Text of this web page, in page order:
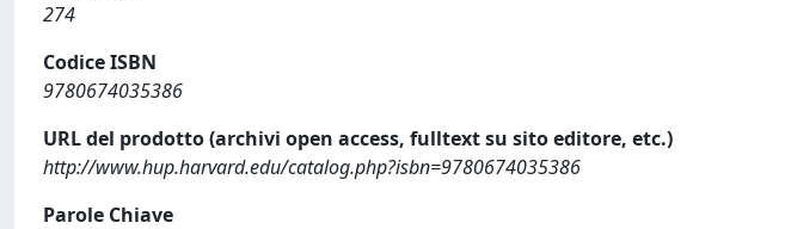
274
Codice ISBN
9780674035386
URL del prodotto (archivi open access, fulltext su sito editore, etc.)
http://www.hup.harvard.edu/catalog.php?isbn=9780674035386
Parole Chiave